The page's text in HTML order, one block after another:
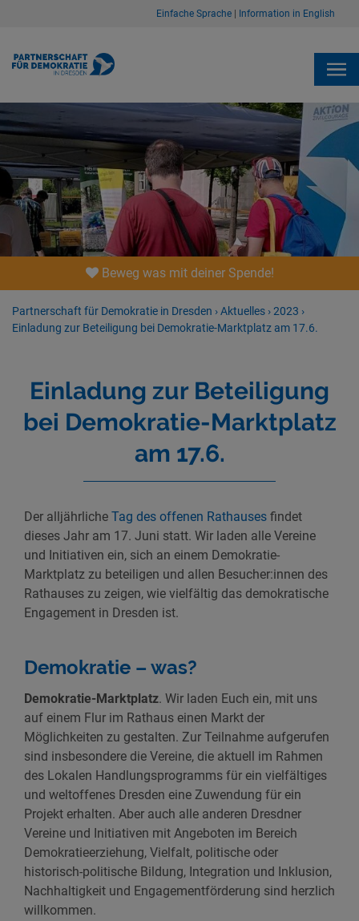
Einfache Sprache Information in English
Beweg was mit deiner Spende!
Partnerschaft für Demokratie in Dresden ›Aktuelles ›2023 ›
Einladung zur Beteiligung bei Demokratie-Marktplatz am 17.6.
Einladung zur Beteiligung
bei Demokratie-Marktplatz
am 17.6.
Der alljährliche Tag des offenen Rathauses findet
dieses Jahr am 17. Juni statt. Wir laden alle Vereine
und Initiativen ein, sich an einem Demokratie-
Marktplatz zu beteiligen und allen Besucher:innen des
Rathauses zu zeigen, wie vielfältig das demokratische
Engagement in Dresden ist.
Demokratie – was?
Demokratie-Marktplatz. Wir laden Euch ein, mit uns
auf einem Flur im Rathaus einen Markt der
Möglichkeiten zu gestalten. Zur Teilnahme aufgerufen
sind insbesondere die Vereine, die aktuell im Rahmen
des Lokalen Handlungsprogramms für ein vielfältiges
und weltoffenes Dresden eine Zuwendung für ein
Projekt erhalten. Aber auch alle anderen Dresdner
Vereine und Initiativen mit Angeboten im Bereich
Demokratieerziehung, Vielfalt, politische oder
historisch-politische Bildung, Integration und Inklusion,
Nachhaltigkeit und Engagementförderung sind herzlich
willkommen.